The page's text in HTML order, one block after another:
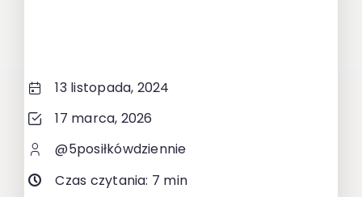
13 listopada, 2024
17 marca, 2026
@5posiłkówdziennie
Czas czytania: 7 min